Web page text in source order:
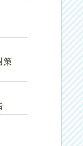
策